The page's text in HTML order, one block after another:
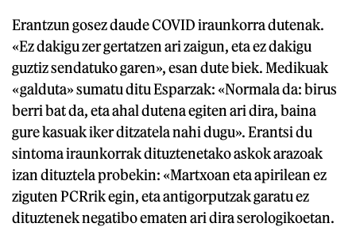
Erantzun gosez daude COVID iraunkorra dutenak.
«Ez dakigu zer gertatzen ari zaigun, eta ez dakigu
guztiz sendatuko garen», esan dute biek. Medikuak
«galduta» sumatu ditu Esparzak: «Normala da: birus
berri bat da, eta ahal dutena egiten ari dira, baina
gure kasuak iker ditzatela nahi dugu». Erantsi du
sintoma iraunkorrak dituztenetako askok arazoak
izan dituztela probekin: «Martxoan eta apirilean ez
ziguten PCRrik egin, eta antigorputzak garatu ez
dituztenek negatibo ematen ari dira serologikoetan.